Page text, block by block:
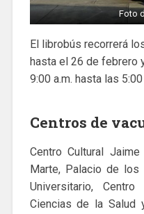
Foto
El librobús recorrerá
hasta el 26 de febrero
9:00 a.m. hasta las 5:00
Centros de
Centro Cultural
Marte, Palacio de los
Universitario,
Ciencias de la Salud